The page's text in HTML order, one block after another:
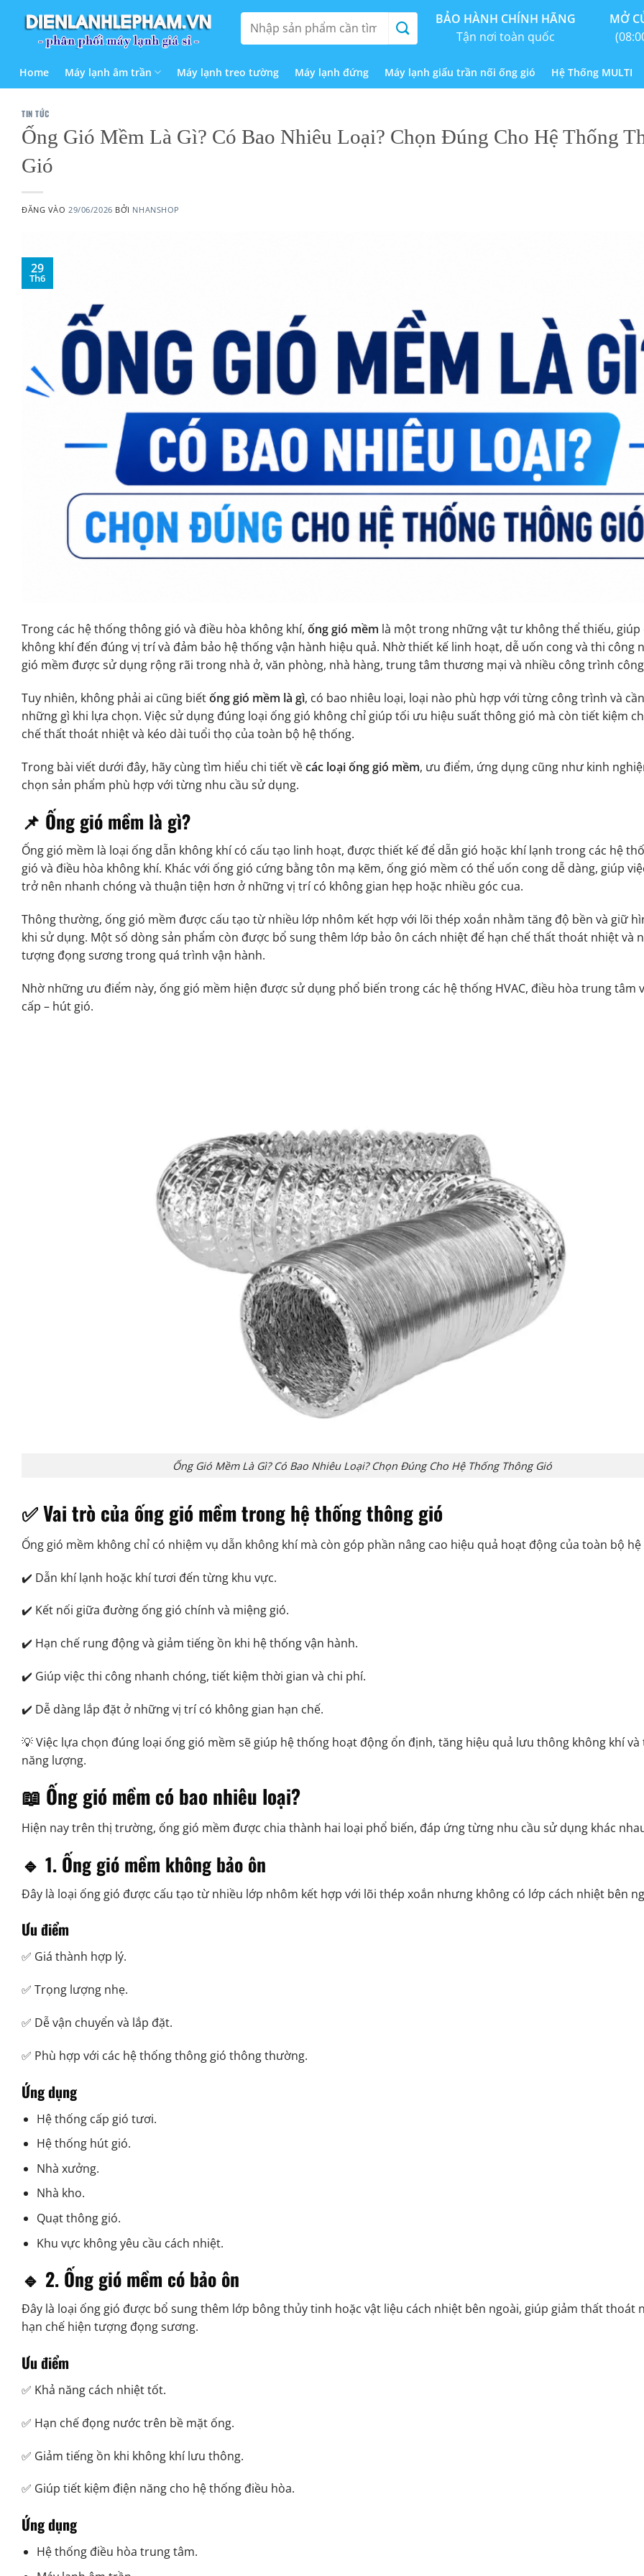
kiếm:
BẢO HÀNH CHÍNH HÃNG
Tận nơi toàn quốc
MỞ
Home Máy lạnh âm trần Máy lạnh treo tường Máy lạnh đứng Máy lạnh giấu trần nối ống gió Hệ Thống MULTI
TIN TỨC
Ống Gió Mềm Là Gì? Có Bao Nhiêu Loại? Chọn Đúng Cho Hệ Thống
Gió
ĐĂNG VÀO 29/06/2026 BỞI NHANSHOP
29
Th6
Trong các hệ thống thông gió và điều hòa không khí, ống gió mềm là một trong những vật tư không thể thiếu, giúp
không khí đến đúng vị trí và đảm bảo hệ thống vận hành hiệu quả. Nhờ thiết kế linh hoạt, dễ uốn cong và thi công
gió mềm được sử dụng rộng rãi trong nhà ở, văn phòng, nhà hàng, trung tâm thương mại và nhiều công trình
Tuy nhiên, không phải ai cũng biếtống gió mềm là gì, có bao nhiêu loại, loại nào phù hợp với từng công trình và
những gì khi lựa chọn. Việc sử dụng đúng loại ống gió không chỉ giúp tối ưu hiệu suất thông gió mà còn tiết kiệm
chế thất thoát nhiệt và kéo dài tuổi thọ của toàn bộ hệ thống.
Trong bài viết dưới đây, hãy cùng tìm hiểu chi tiết vềcác loại ống gió mềm, ưu điểm, ứng dụng cũng như kinh
chọn sản phẩm phù hợp với từng nhu cầu sử dụng.
📌 Ống gió mềm là gì?
Ống gió mềm là loại ống dẫn không khí có cấu tạo linh hoạt, được thiết kế để dẫn gió hoặc khí lạnh trong các hệ
gió và điều hòa không khí. Khác với ống gió cứng bằng tôn mạ kẽm, ống gió mềm có thể uốn cong dễ dàng, giúp
trở nên nhanh chóng và thuận tiện hơn ở những vị trí có không gian hẹp hoặc nhiều góc cua.
Thông thường, ống gió mềm được cấu tạo từ nhiều lớp nhôm kết hợp với lõi thép xoắn nhằm tăng độ bền và giữ
khi sử dụng. Một số dòng sản phẩm còn được bổ sung thêm lớp bảo ôn cách nhiệt để hạn chế thất thoát nhiệt và
tượng đọng sương trong quá trình vận hành.
Nhờ những ưu điểm này, ống gió mềm hiện được sử dụng phổ biến trong các hệ thống HVAC, điều hòa trung tâm
cấp – hút gió.
Ống Gió Mềm Là Gì? Có Bao Nhiêu Loại? Chọn Đúng Cho Hệ Thống Thông Gió
✅ Vai trò của ống gió mềm trong hệ thống thông gió
Ống gió mềm không chỉ có nhiệm vụ dẫn không khí mà còn góp phần nâng cao hiệu quả hoạt động của toàn bộ
✔️ Dẫn khí lạnh hoặc khí tươi đến từng khu vực.
✔️ Kết nối giữa đường ống gió chính và miệng gió.
✔️ Hạn chế rung động và giảm tiếng ồn khi hệ thống vận hành.
✔️ Giúp việc thi công nhanh chóng, tiết kiệm thời gian và chi phí.
✔️ Dễ dàng lắp đặt ở những vị trí có không gian hạn chế.
💡 Việc lựa chọn đúng loại ống gió mềm sẽ giúp hệ thống hoạt động ổn định, tăng hiệu quả lưu thông không khí và
năng lượng.
📖 Ống gió mềm có bao nhiêu loại?
Hiện nay trên thị trường, ống gió mềm được chia thành hai loại phổ biến, đáp ứng từng nhu cầu sử dụng khác
🔹 1. Ống gió mềm không bảo ôn
Đây là loại ống gió được cấu tạo từ nhiều lớp nhôm kết hợp với lõi thép xoắn nhưng không có lớp cách nhiệt bên
Ưu điểm
✅ Giá thành hợp lý.
✅ Trọng lượng nhẹ.
✅ Dễ vận chuyển và lắp đặt.
✅ Phù hợp với các hệ thống thông gió thông thường.
Ứng dụng
Hệ thống cấp gió tươi.
Hệ thống hút gió.
Nhà xưởng.
Nhà kho.
Quạt thông gió.
Khu vực không yêu cầu cách nhiệt.
🔹 2. Ống gió mềm có bảo ôn
Đây là loại ống gió được bổ sung thêm lớp bông thủy tinh hoặc vật liệu cách nhiệt bên ngoài, giúp giảm thất thoát
hạn chế hiện tượng đọng sương.
Ưu điểm
✅ Khả năng cách nhiệt tốt.
✅ Hạn chế đọng nước trên bề mặt ống.
✅ Giảm tiếng ồn khi không khí lưu thông.
✅ Giúp tiết kiệm điện năng cho hệ thống điều hòa.
Ứng dụng
Hệ thống điều hòa trung tâm.